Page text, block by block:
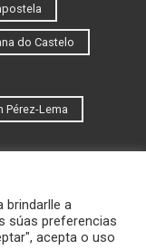
do Castelo
Pérez-Lema
brindarlle a
súas preferencias
acepta o uso